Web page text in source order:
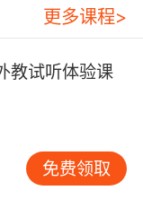
则动词的过去
go → went see
词的数量相对
用频率却非常
形式对于提高
记忆，可以将
不变型：过去式
put → put 元音
更多课程>
教试听体验课
免费领取